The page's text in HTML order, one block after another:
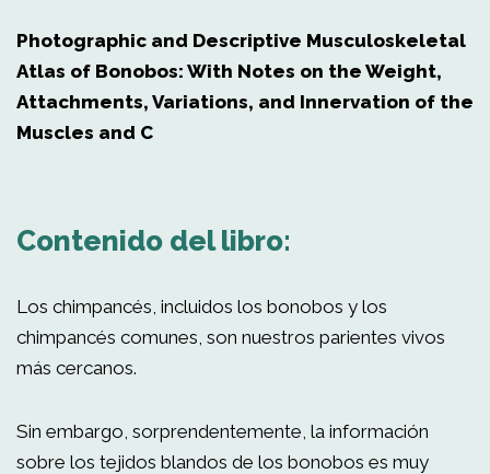
Photographic and Descriptive Musculoskeletal
Atlas of Bonobos: With Notes on the Weight,
Attachments, Variations, and Innervation of the
Muscles and C
Contenido del libro:
Los chimpancés, incluidos los bonobos y los
chimpancés comunes, son nuestros parientes vivos
más cercanos.
Sin embargo, sorprendentemente, la información
sobre los tejidos blandos de los bonobos es muy